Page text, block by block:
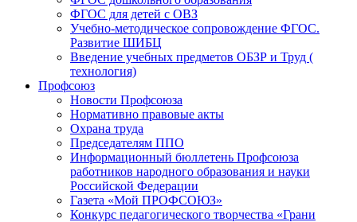
ФГОС для детей с ОВЗ
Учебно-методическое сопровождение ФГОС.
Развитие ШИБЦ
Введение учебных предметов ОБЗР и Труд (
технология)
Профсоюз
Новости Профсоюза
Нормативно правовые акты
Охрана труда
Председателям ППО
Информационный бюллетень Профсоюза
работников народного образования и науки
Российской Федерации
Газета «Мой ПРОФСОЮЗ»
Конкурс педагогического творчества «Грани